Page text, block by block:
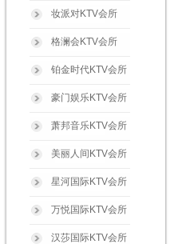
妆派对KTV会所
格澜会KTV会所
铂金时代KTV会所
豪门娱乐KTV会所
萧邦音乐KTV会所
美丽人间KTV会所
星河国际KTV会所
万悦国际KTV会所
汉莎国际KTV会所